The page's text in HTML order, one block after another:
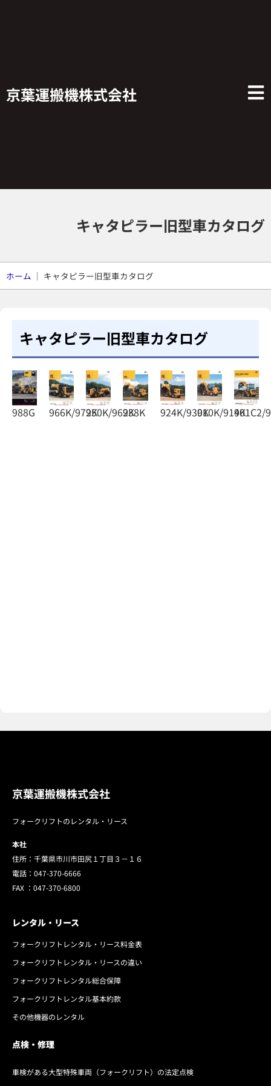
京葉運搬機株式会社
キャタピラー旧型車カタログ
ホーム ｜ キャタピラー旧型車カタログ
キャタピラー旧型車カタログ
988G 966K/972K950K/962K938K 924K/930K910K/914K901C2/
京葉運搬機株式会社
フォークリフトのレンタル・リース
本社
住所：千葉県市川市田尻１丁目３－１６
電話： 047-370-6666
FAX ： 047-370-6800
レンタル・リース
フォークリフトレンタル・リース料金表
フォークリフトレンタル・リースの違い
フォークリフトレンタル総合保障
フォークリフトレンタル基本約款
その他機器のレンタル
点検・修理
車検がある大型特殊車両（フォークリフト）の法定点検